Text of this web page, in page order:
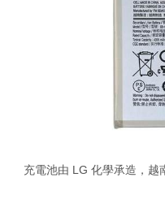
充電池由 LG 化學承造，越